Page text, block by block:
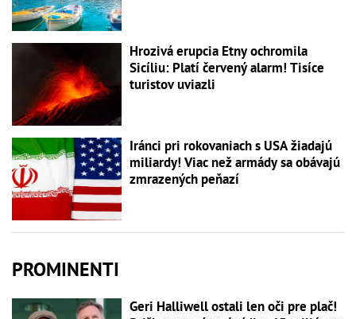
Hrozivá erupcia Etny ochromila
Sicíliu: Platí červený alarm! Tisíce
turistov uviazli
Iránci pri rokovaniach s USA žiadajú
miliardy! Viac než armády sa obávajú
zmrazených peňazí
PROMINENTI
Geri Halliwell ostali len oči pre plač!